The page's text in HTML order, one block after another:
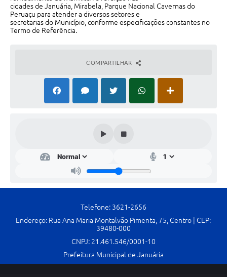
Enquete
cidades de Januária, Mirabela, Parque Nacional Cavernas do
Peruaçu para atender a diversos setores e
secretarias do Município, conforme especificações constantes no
Termo de Referência.
COMPARTILHAR
Telefone: 3621-2656
Endereço: Rua Ana Maria Montalvão Pimenta, 75, Centro | CEP:
39480-000
CNPJ: 21.461.546/0001-10
Prefeitura Municipal de Januária